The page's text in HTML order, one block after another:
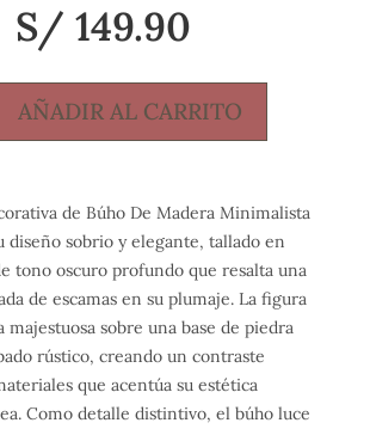
S/ 149.90
AÑADIR AL CARRITO
de Búho De Madera Minimalista
diseño sobrio y elegante, tallado en
tono oscuro profundo que resalta una
de escamas en su plumaje. La figura
majestuosa sobre una base de piedra
rústico, creando un contraste
que acentúa su estética
Como detalle distintivo, el búho luce